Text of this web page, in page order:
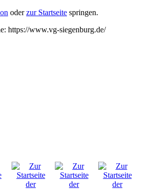
oderzur Startseite springen.
https://www.vg-siegenburg.de/